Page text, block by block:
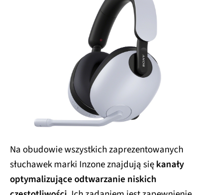
Na obudowie wszystkich zaprezentowanych
słuchawek marki Inzone znajdują siękanały
optymalizujące odtwarzanie niskich